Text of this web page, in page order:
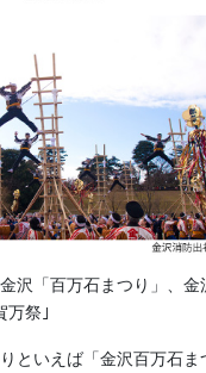
統行事、お祭りで地域に笑
18:00 〒920-0061金
(FAX076-237-7150)
は12月〜4月末まで土曜
お問い合わせ
幕・のぼり
品と豆知識
お祭りのシ
沢「百万石まつり」、金
万祭｣
といえば「金沢百万石ま